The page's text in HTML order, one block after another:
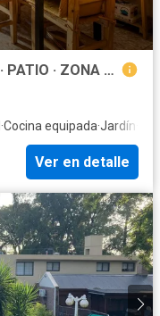
VENTA · CASA · 4 DORMITORIOS · PATIO · ZONA NORTE
·Cocina equipada·Jardín
Ver en detalle